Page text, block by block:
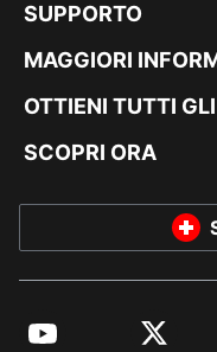
SUPPORTO
MAGGIORI
OTTIENI TUTTI
SCOPRI ORA
YouTube Twitter